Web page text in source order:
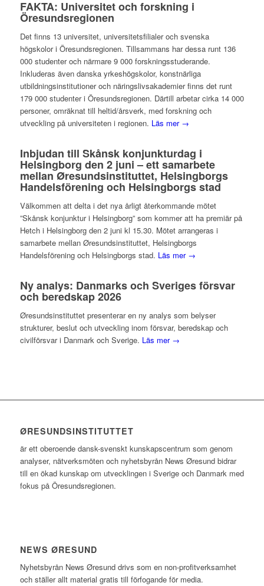
FAKTA: Universitet och forskning i
Öresundsregionen
Det finns 13 universitet, universitetsfilialer och svenska
högskolor i Öresundsregionen. Tillsammans har dessa runt 136
000 studenter och närmare 9 000 forskningsstuderande.
Inkluderas även danska yrkeshögskolor, konstnärliga
utbildningsinstitutioner och näringslivsakademier finns det runt
179 000 studenter i Öresundsregionen. Därtill arbetar cirka 14 000
personer, omräknat till heltid/årsverk, med forskning och
utveckling på universiteten i regionen. Läs mer →
Inbjudan till Skånsk konjunkturdag i
Helsingborg den 2 juni – ett samarbete
mellan Øresundsinstituttet, Helsingborgs
Handelsförening och Helsingborgs stad
Välkommen att delta i det nya årligt återkommande mötet
”Skånsk konjunktur i Helsingborg” som kommer att ha premiär på
Hetch i Helsingborg den 2 juni kl 15.30. Mötet arrangeras i
samarbete mellan Øresundsinstituttet, Helsingborgs
Handelsförening och Helsingborgs stad. Läs mer →
Ny analys: Danmarks och Sveriges försvar
och beredskap 2026
Øresundsinstituttet presenterar en ny analys som belyser
strukturer, beslut och utveckling inom försvar, beredskap och
civilförsvar i Danmark och Sverige. Läs mer →
ØRESUNDSINSTITUTTET
är ett oberoende dansk-svenskt kunskapscentrum som genom
analyser, nätverksmöten och nyhetsbyrån News Øresund bidrar
till en ökad kunskap om utvecklingen i Sverige och Danmark med
fokus på Öresundsregionen.
NEWS ØRESUND
Nyhetsbyrån News Øresund drivs som en non-profitverksamhet
och ställer allt material gratis till förfogande för media.